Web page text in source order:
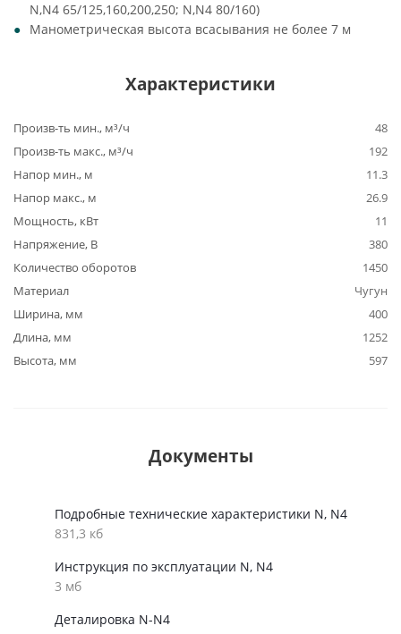
N,N4 65/125,160,200,250; N,N4 80/160)
Манометрическая высота всасывания не более 7 м
Характеристики
Произв-ть мин., м³/ч
48
Произв-ть макс., м³/ч
192
Напор мин., м
11.3
Напор макс., м
26.9
Мощность, кВт
11
Напряжение, В
380
Количество оборотов
1450
Материал
Чугун
Ширина, мм
400
Длина, мм
1252
Высота, мм
597
Документы
Подробные технические характеристики N, N4
831,3 кб
Инструкция по эксплуатации N, N4
3 мб
Деталировка N-N4